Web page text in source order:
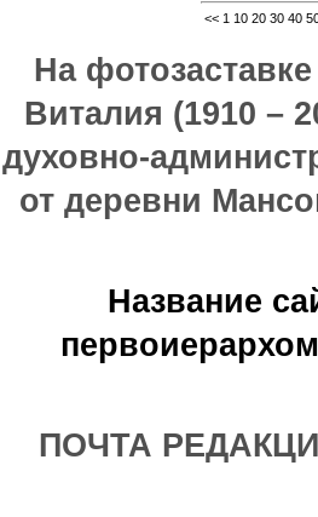
<< 1 10 20 30 40
На
Виталия (1910 –
духовно-
от деревни
Название
ПОЧТА